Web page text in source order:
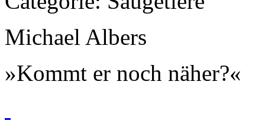
Michael Albers
»Kommt er noch näher?«